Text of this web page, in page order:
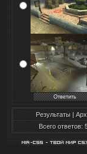
Результаты |
Всего ответов: